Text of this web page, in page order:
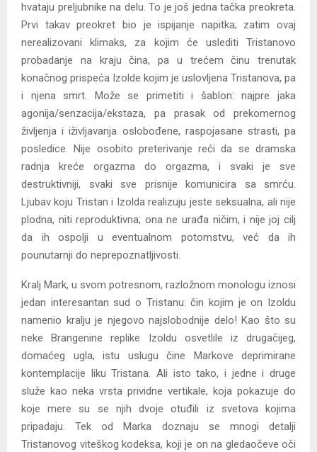
hvataju preljubnike na delu. To je još jedna tačka preokreta.
Prvi takav preokret bio je ispijanje napitka; zatim ovaj
nerealizovani klimaks, za kojim će uslediti Tristanovo
probadanje na kraju čina, pa u trećem činu trenutak
konačnog prispeća Izolde kojim je uslovljena Tristanova, pa
i njena smrt. Može se primetiti i šablon: najpre jaka
agonija/senzacija/ekstaza, pa prasak od prekomernog
življenja i iživljavanja oslobođene, raspojasane strasti, pa
posledice. Nije osobito preterivanje reći da se dramska
radnja kreće orgazma do orgazma, i svaki je sve
destruktivniji, svaki sve prisnije komunicira sa smrću.
Ljubav koju Tristan i Izolda realizuju jeste seksualna, ali nije
plodna, niti reproduktivna; ona ne urađa ničim, i nije joj cilj
da ih ospolji u eventualnom potomstvu, već da ih
pounutarnji do neprepoznatljivosti.
Kralj Mark, u svom potresnom, razložnom monologu iznosi
jedan interesantan sud o Tristanu: čin kojim je on Izoldu
namenio kralju je njegovo najslobodnije delo! Kao što su
neke Brangenine replike Izoldu osvetlile iz drugačijeg,
domaćeg ugla, istu uslugu čine Markove deprimirane
kontemplacije liku Tristana. Ali isto tako, i jedne i druge
služe kao neka vrsta prividne vertikale, koja pokazuje do
koje mere su se njih dvoje otuđili iz svetova kojima
pripadaju. Tek od Marka doznaju se mnogi detalji
Tristanovog viteškog kodeksa, koji je on na gledaočeve oči